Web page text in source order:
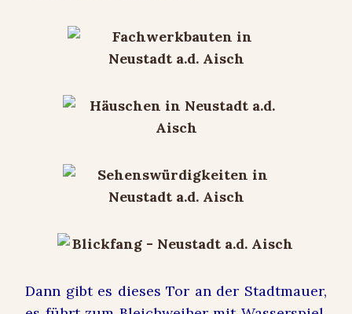
Dann gibt es dieses Tor an der Stadtmauer,